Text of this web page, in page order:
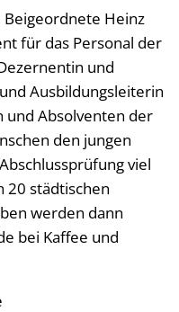
Heinz
für das Personal der
und
Ausbildungsleiterin
und Absolventen der
den jungen
viel
20 städtischen
werden dann
bei Kaffee und